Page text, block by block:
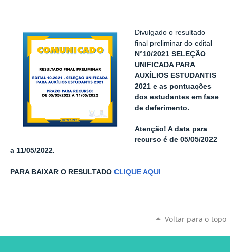
Divulgado o resultado
final preliminar do edital
N°10/2021 SELEÇÃO
UNIFICADA PARA
AUXÍLIOS ESTUDANTIS
2021 e as pontuações
dos estudantes em fase
de deferimento.
Atenção! A data para
recurso é de 05/05/2022
a 11/05/2022.
PARA BAIXAR O RESULTADO CLIQUE AQUI
Voltar para o topo